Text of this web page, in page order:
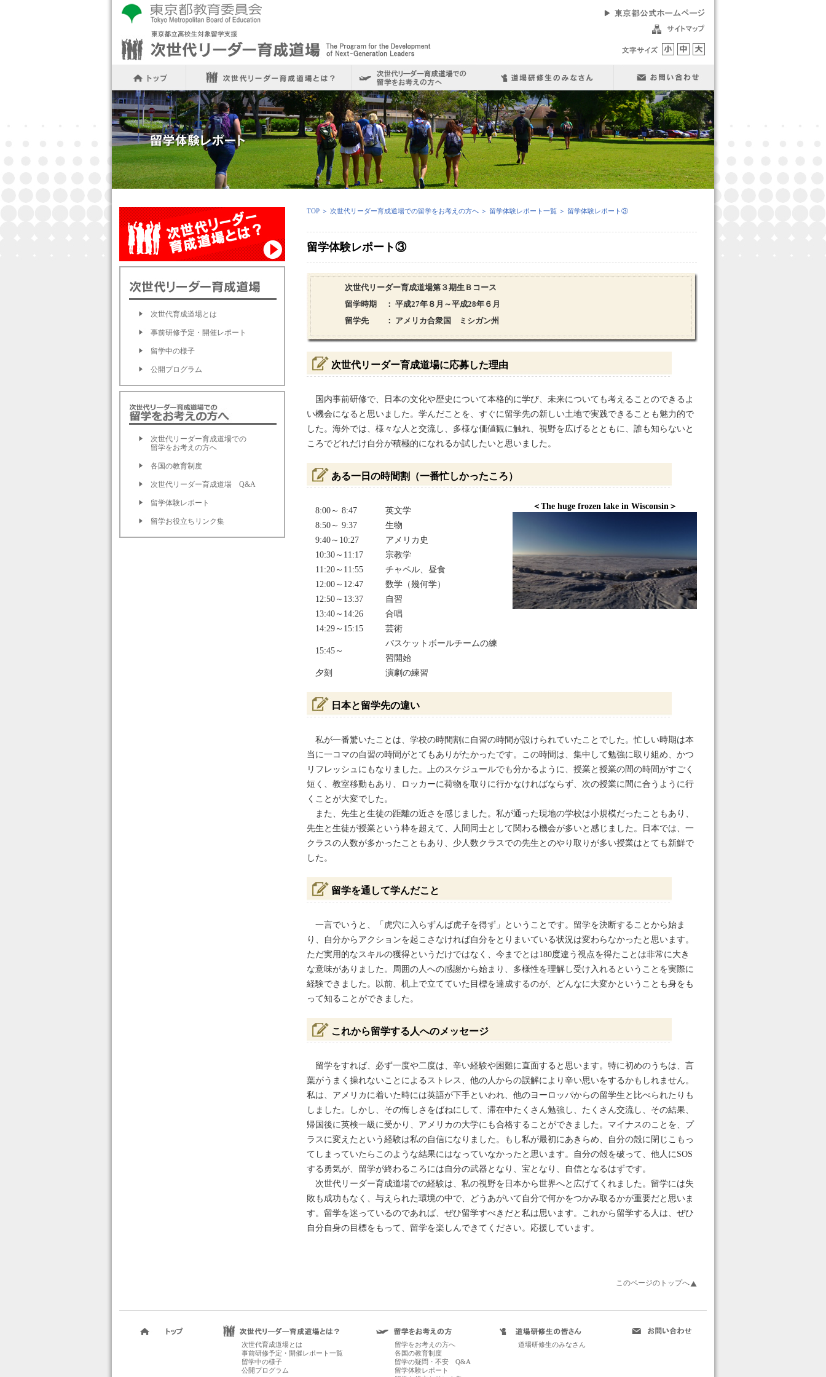
次世代育成道場とは
事前研修予定・開催レポート
留学中の様子
公開プログラム
次世代リーダー育成道場での
留学をお考えの方へ
各国の教育制度
次世代リーダー育成道場 Q&A
留学体験レポート
留学お役立ちリンク集
TOP ＞ 次世代リーダー育成道場での留学をお考えの方へ ＞ 留学体験レポート一覧 ＞ 留学体験レポート③
留学体験レポート③
次世代リーダー育成道場第３期生Ｂコース
留学時期
： 平成27年８月～平成28年６月
留学先
： アメリカ合衆国 ミシガン州
次世代リーダー育成道場に応募した理由
国内事前研修で、日本の文化や歴史について本格的に学び、未来についても考えることのできるよ
い機会になると思いました。学んだことを、すぐに留学先の新しい土地で実践できることも魅力的で
した。海外では、様々な人と交流し、多様な価値観に触れ、視野を広げるとともに、誰も知らないと
ころでどれだけ自分が積極的になれるか試したいと思いました。
ある一日の時間割（一番忙しかったころ）
＜The huge frozen lake in Wisconsin＞
8:00～ 8:47
英文学
8:50～ 9:37
生物
9:40～10:27
アメリカ史
10:30～11:17
宗教学
11:20～11:55
チャペル、昼食
12:00～12:47
数学（幾何学）
12:50～13:37
自習
13:40～14:26
合唱
14:29～15:15
芸術
15:45～
バスケットボールチームの練
習開始
夕刻
演劇の練習
日本と留学先の違い
私が一番驚いたことは、学校の時間割に自習の時間が設けられていたことでした。忙しい時期は本
当に一コマの自習の時間がとてもありがたかったです。この時間は、集中して勉強に取り組め、かつ
リフレッシュにもなりました。上のスケジュールでも分かるように、授業と授業の間の時間がすごく
短く、教室移動もあり、ロッカーに荷物を取りに行かなければならず、次の授業に間に合うように行
くことが大変でした。
また、先生と生徒の距離の近さを感じました。私が通った現地の学校は小規模だったこともあり、
先生と生徒が授業という枠を超えて、人間同士として関わる機会が多いと感じました。日本では、一
クラスの人数が多かったこともあり、少人数クラスでの先生とのやり取りが多い授業はとても新鮮で
した。
留学を通して学んだこと
一言でいうと、「虎穴に入らずんば虎子を得ず」ということです。留学を決断することから始ま
り、自分からアクションを起こさなければ自分をとりまいている状況は変わらなかったと思います。
ただ実用的なスキルの獲得というだけではなく、今までとは180度違う視点を得たことは非常に大き
な意味がありました。周囲の人への感謝から始まり、多様性を理解し受け入れるということを実際に
経験できました。以前、机上で立てていた目標を達成するのが、どんなに大変かということも身をも
って知ることができました。
これから留学する人へのメッセージ
留学をすれば、必ず一度や二度は、辛い経験や困難に直面すると思います。特に初めのうちは、言
葉がうまく操れないことによるストレス、他の人からの誤解により辛い思いをするかもしれません。
私は、アメリカに着いた時には英語が下手といわれ、他のヨーロッパからの留学生と比べられたりも
しました。しかし、その悔しさをばねにして、滞在中たくさん勉強し、たくさん交流し、その結果、
帰国後に英検一級に受かり、アメリカの大学にも合格することができました。マイナスのことを、プ
ラスに変えたという経験は私の自信になりました。もし私が最初にあきらめ、自分の殻に閉じこもっ
てしまっていたらこのような結果にはなっていなかったと思います。自分の殻を破って、他人にSOS
する勇気が、留学が終わるころには自分の武器となり、宝となり、自信となるはずです。
次世代リーダー育成道場での経験は、私の視野を日本から世界へと広げてくれました。留学には失
敗も成功もなく、与えられた環境の中で、どうあがいて自分で何かをつかみ取るかが重要だと思いま
す。留学を迷っているのであれば、ぜひ留学すべきだと私は思います。これから留学する人は、ぜひ
自分自身の目標をもって、留学を楽しんできてください。応援しています。
このページのトップへ
次世代育成道場とは
事前研修予定・開催レポート一覧
留学中の様子
公開プログラム
留学をお考えの方へ
各国の教育制度
留学の疑問・不安 Q&A
留学体験レポート
道場研修生のみなさん